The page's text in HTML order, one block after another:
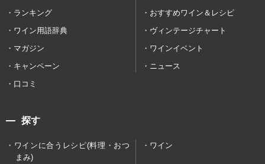
ランキング
おすすめワイン＆レシピ
ワイン用語辞典
ヴィンテージチャート
マガジン
ワインイベント
キャンペーン
ニュース
口コミ
探す
ワインに合うレシピ(料理・おつ
まみ)
ワイン